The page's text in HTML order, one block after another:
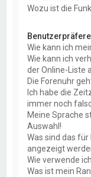
Wozu ist die
Wie kann ich
Wie kann ich
der Online-Liste
Die Forenuhr
Ich habe die
immer noch
Meine Sprache
Auswahl!
Was sind das
angezeigt
Wie verwende
Was ist mein